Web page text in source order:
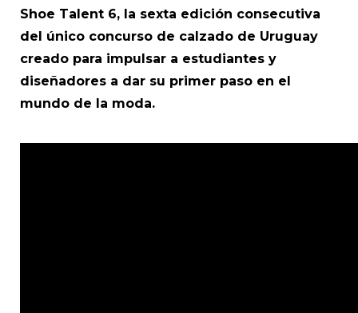
Shoe Talent 6, la sexta edición consecutiva
del único concurso de calzado de Uruguay
creado para impulsar a estudiantes y
diseñadores a dar su primer paso en el
mundo de la moda.